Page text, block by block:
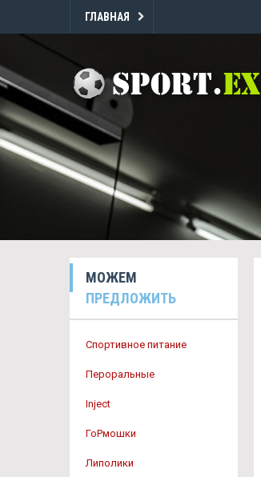
ГЛАВНАЯ
МОЖЕМ
ПРЕДЛОЖИТЬ
Спортивное питание
Пероральные
Inject
ГоРмошки
Липолики